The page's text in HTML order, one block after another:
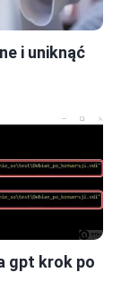
i uniknąć
gpt krok po